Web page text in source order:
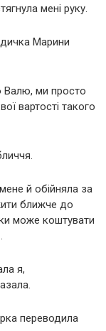
мені руку.
Марини
Валю, ми просто
вартості такого
й обійняла за
ближче до
може коштувати
я,
переводила